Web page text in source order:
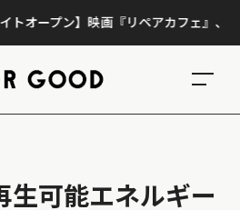
ン】映画『リペアカフェ』、上映300回
生可能エネルギー